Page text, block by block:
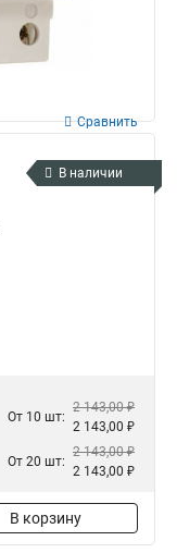
Сравнить
В наличии
От 10 шт:
2 143,00 ₽
2 143,00 ₽
От 20 шт:
2 143,00 ₽
2 143,00 ₽
В корзину